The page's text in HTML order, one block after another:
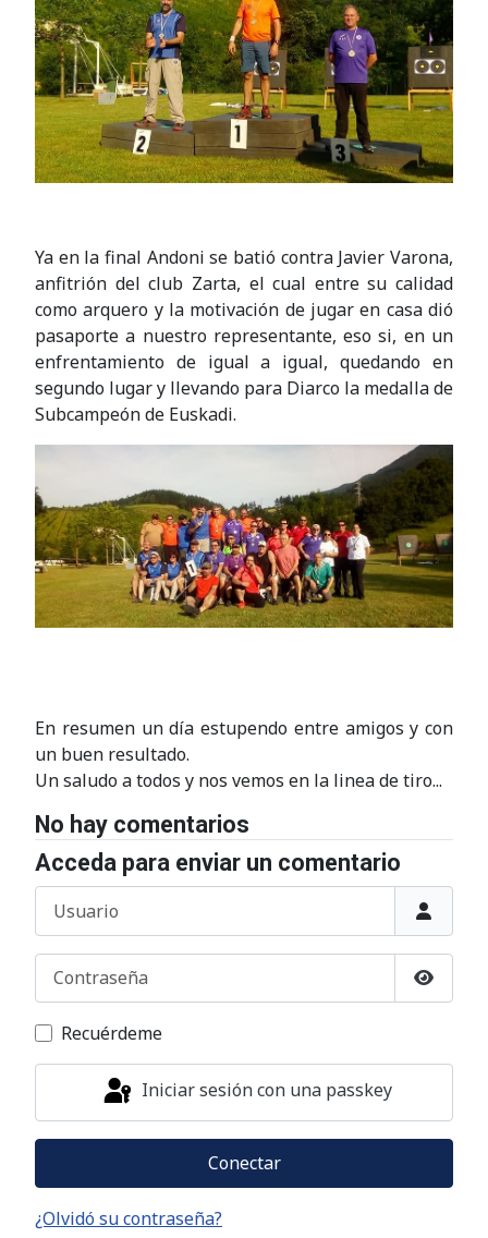
Ya en la final Andoni se batió contra Javier Varona,
anfitrión del club Zarta, el cual entre su calidad
como arquero y la motivación de jugar en casa dió
pasaporte a nuestro representante, eso si, en un
enfrentamiento de igual a igual, quedando en
segundo lugar y llevando para Diarco la medalla de
Subcampeón de Euskadi.
En resumen un día estupendo entre amigos y con
un buen resultado.
Un saludo a todos y nos vemos en la linea de tiro...
No hay comentarios
Acceda para enviar un comentario
Contraseña
Recuérdeme
Iniciar sesión con una passkey
Conectar
¿Olvidó su contraseña?